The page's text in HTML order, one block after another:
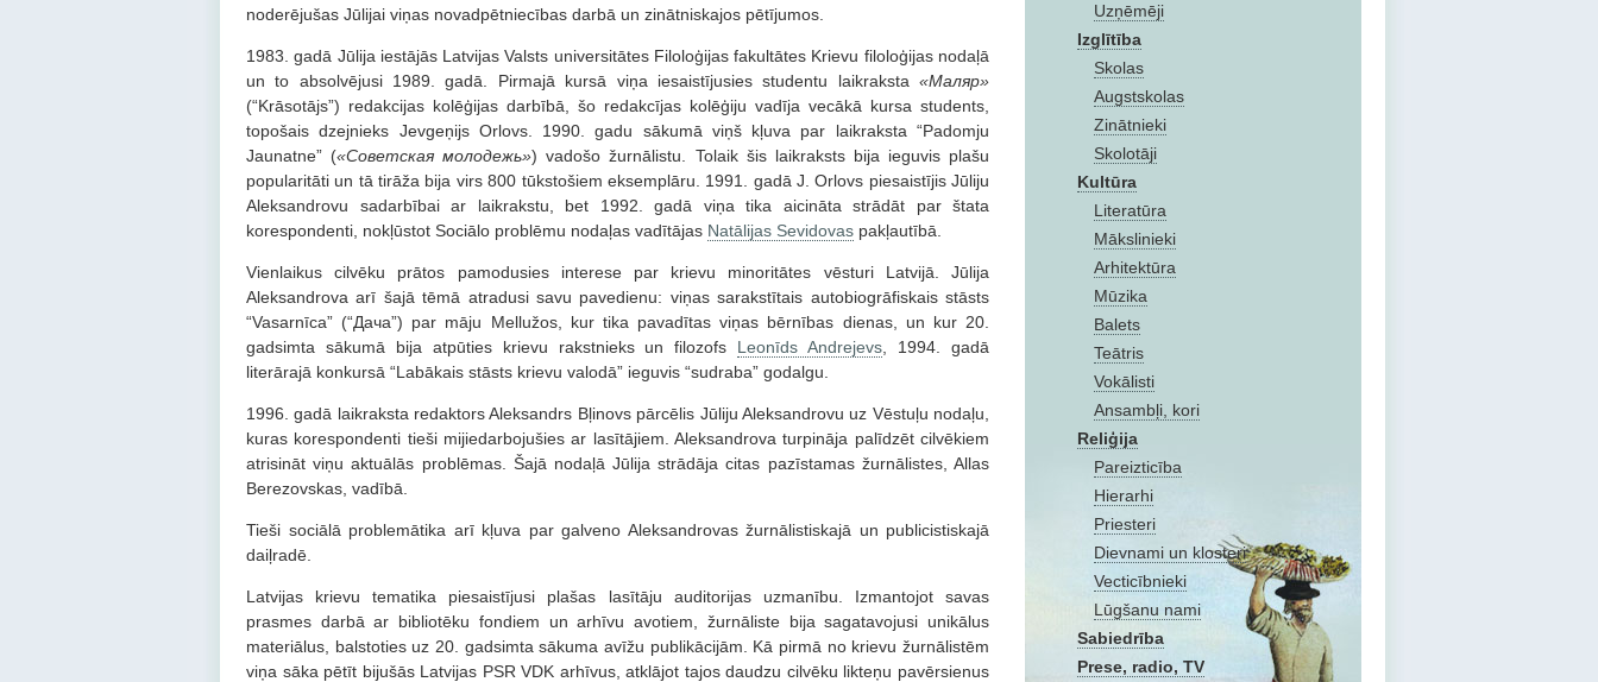
Uzņēmēji
Izglītība
Skolas
Augstskolas
Zinātnieki
Skolotāji
Kultūra
Literatūra
Mākslinieki
Arhitektūra
Mūzika
Balets
Teātris
Vokālisti
Ansambļi, kori
Reliģija
Pareizticība
Hierarhi
Priesteri
Dievnami un klosteri
Vecticībnieki
Lūgšanu nami
Sabiedrība
Prese, radio, TV
noderējušas Jūlijai viņas novadpētniecības darbā un zinātniskajos pētījumos.
1983. gadā Jūlija iestājās Latvijas Valsts universitātes Filoloģijas fakultātes Krievu filoloģijas nodaļā
un to absolvējusi 1989. gadā. Pirmajā kursā viņa iesaistījusies studentu laikraksta «Маляр»
(“Krāsotājs”) redakcijas kolēģijas darbībā, šo redakcījas kolēģiju vadīja vecākā kursa students,
topošais dzejnieks Jevgeņijs Orlovs. 1990. gadu sākumā viņš kļuva par laikraksta “Padomju
Jaunatne” («Советская молодежь») vadošo žurnālistu. Tolaik šis laikraksts bija ieguvis plašu
popularitāti un tā tirāža bija virs 800 tūkstošiem eksemplāru. 1991. gadā J. Orlovs piesaistījis Jūliju
Aleksandrovu sadarbībai ar laikrakstu, bet 1992. gadā viņa tika aicināta strādāt par štata
korespondenti, nokļūstot Sociālo problēmu nodaļas vadītājas Natālijas Sevidovas pakļautībā.
Vienlaikus cilvēku prātos pamodusies interese par krievu minoritātes vēsturi Latvijā. Jūlija
Aleksandrova arī šajā tēmā atradusi savu pavedienu: viņas sarakstītais autobiogrāfiskais stāsts
“Vasarnīca” (“Дача”) par māju Mellužos, kur tika pavadītas viņas bērnības dienas, un kur 20.
gadsimta sākumā bija atpūties krievu rakstnieks un filozofs Leonīds Andrejevs , 1994. gadā
literārajā konkursā “Labākais stāsts krievu valodā” ieguvis “sudraba” godalgu.
1996. gadā laikraksta redaktors Aleksandrs Bļinovs pārcēlis Jūliju Aleksandrovu uz Vēstuļu nodaļu,
kuras korespondenti tieši mijiedarbojušies ar lasītājiem. Aleksandrova turpināja palīdzēt cilvēkiem
atrisināt viņu aktuālās problēmas. Šajā nodaļā Jūlija strādāja citas pazīstamas žurnālistes, Allas
Berezovskas, vadībā.
Tieši sociālā problemātika arī kļuva par galveno Aleksandrovas žurnālistiskajā un publicistiskajā
daiļradē.
Latvijas krievu tematika piesaistījusi plašas lasītāju auditorijas uzmanību. Izmantojot savas
prasmes darbā ar bibliotēku fondiem un arhīvu avotiem, žurnāliste bija sagatavojusi unikālus
materiālus, balstoties uz 20. gadsimta sākuma avīžu publikācijām. Kā pirmā no krievu žurnālistēm
viņa sāka pētīt bijušās Latvijas PSR VDK arhīvus, atklājot tajos daudzu cilvēku likteņu pavērsienus